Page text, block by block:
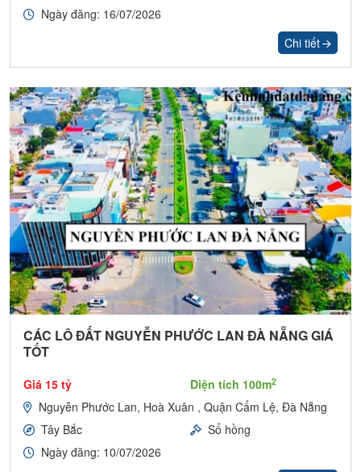
Ngày đăng: 16/07/2026
Chi tiết
CÁC LÔ ĐẤT NGUYỄN PHƯỚC LAN ĐÀ NẴNG GIÁ
TỐT
Giá 15 tỷ Diện tích 100m2
Nguyễn Phước Lan, Hoà Xuân , Quận Cẩm Lệ, Đà Nẵng
Tây Bắc
Sổ hồng
Ngày đăng: 10/07/2026